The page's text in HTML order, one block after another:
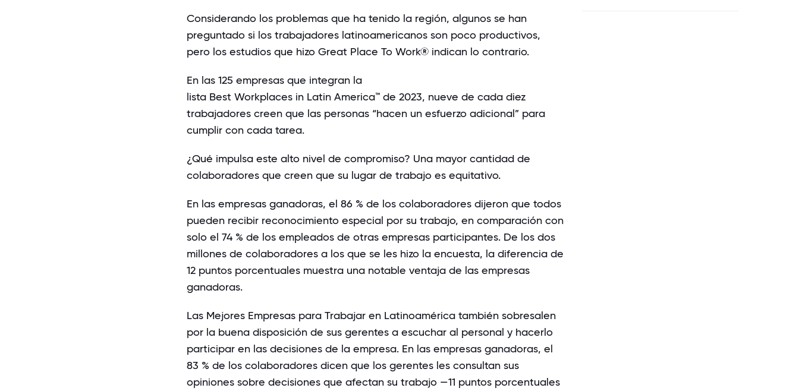
Considerando los problemas que ha tenido la región, algunos se han
preguntado si los trabajadores latinoamericanos son poco productivos,
pero los estudios que hizo Great Place To Work® indican lo contrario.
En las 125 empresas que integran la
lista Best Workplaces in Latin America™ de 2023, nueve de cada diez
trabajadores creen que las personas “hacen un esfuerzo adicional” para
cumplir con cada tarea.
¿Qué impulsa este alto nivel de compromiso? Una mayor cantidad de
colaboradores que creen que su lugar de trabajo es equitativo.
En las empresas ganadoras, el 86 % de los colaboradores dijeron que todos
pueden recibir reconocimiento especial por su trabajo, en comparación con
solo el 74 % de los empleados de otras empresas participantes. De los dos
millones de colaboradores a los que se les hizo la encuesta, la diferencia de
12 puntos porcentuales muestra una notable ventaja de las empresas
ganadoras.
Las Mejores Empresas para Trabajar en Latinoamérica también sobresalen
por la buena disposición de sus gerentes a escuchar al personal y hacerlo
participar en las decisiones de la empresa. En las empresas ganadoras, el
83 % de los colaboradores dicen que los gerentes les consultan sus
opiniones sobre decisiones que afectan su trabajo —11 puntos porcentuales